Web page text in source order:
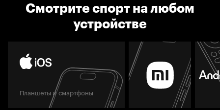
Смотрите спорт на любом
устройстве
Планшеты и смартфоны